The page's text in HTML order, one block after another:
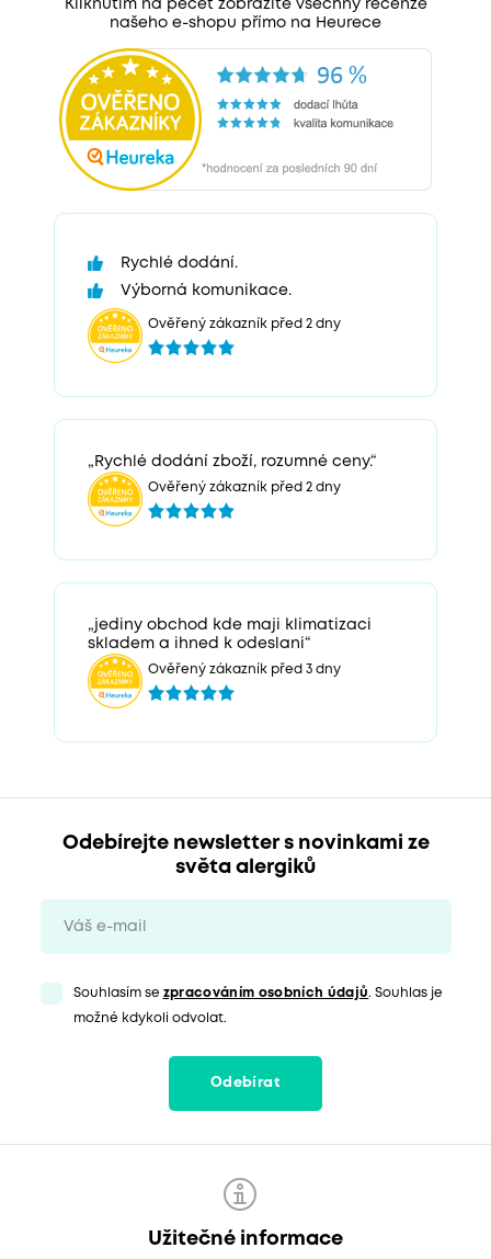
Kliknutím na pečeť zobrazíte všechny recenze
našeho e-shopu přímo na Heurece
Rychlé dodání.
Výborná komunikace.
Ověřený zákazník před 2 dny
„Rychlé dodání zboží, rozumné ceny.“
Ověřený zákazník před 2 dny
„jediny obchod kde maji klimatizaci
skladem a ihned k odeslani“
Ověřený zákazník před 3 dny
Odebírejte newsletter s novinkami ze
světa alergiků
Souhlasím se zpracováním osobních údajů. Souhlas je
možné kdykoli odvolat.
Odebírat
Užitečné informace